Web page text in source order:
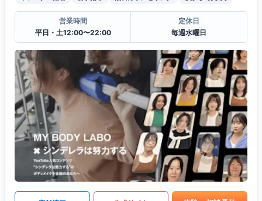
営業時間
平日・土12:00〜22:00
定休日
毎週水曜日